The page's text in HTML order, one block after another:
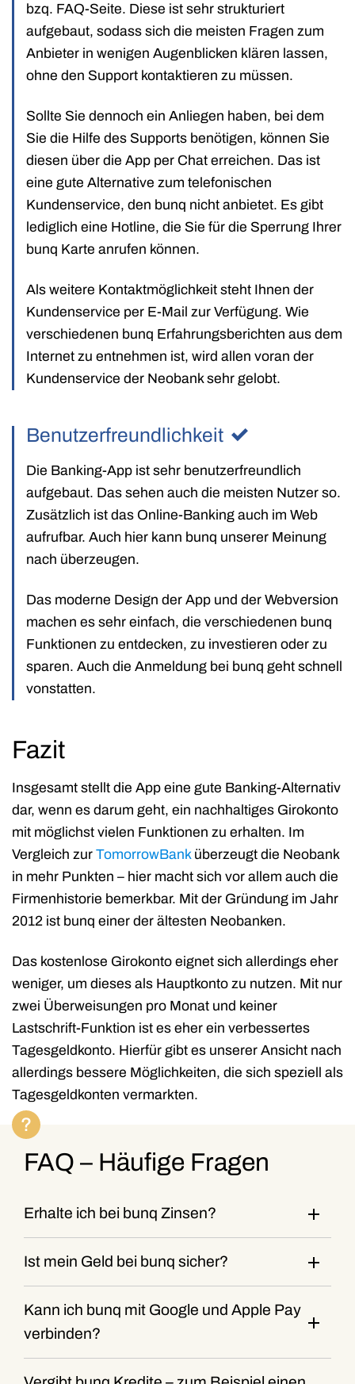
bzq. FAQ-Seite. Diese ist sehr strukturiert
aufgebaut, sodass sich die meisten Fragen zum
Anbieter in wenigen Augenblicken klären lassen,
ohne den Support kontaktieren zu müssen.
Sollte Sie dennoch ein Anliegen haben, bei dem
Sie die Hilfe des Supports benötigen, können Sie
diesen über die App per Chat erreichen. Das ist
eine gute Alternative zum telefonischen
Kundenservice, den bunq nicht anbietet. Es gibt
lediglich eine Hotline, die Sie für die Sperrung Ihrer
bunq Karte anrufen können.
Als weitere Kontaktmöglichkeit steht Ihnen der
Kundenservice per E-Mail zur Verfügung. Wie
verschiedenen bunq Erfahrungsberichten aus dem
Internet zu entnehmen ist, wird allen voran der
Kundenservice der Neobank sehr gelobt.
Benutzerfreundlichkeit
Die Banking-App ist sehr benutzerfreundlich
aufgebaut. Das sehen auch die meisten Nutzer so.
Zusätzlich ist das Online-Banking auch im Web
aufrufbar. Auch hier kann bunq unserer Meinung
nach überzeugen.
Das moderne Design der App und der Webversion
machen es sehr einfach, die verschiedenen bunq
Funktionen zu entdecken, zu investieren oder zu
sparen. Auch die Anmeldung bei bunq geht schnell
vonstatten.
Fazit
Insgesamt stellt die App eine gute Banking-Alternativ
dar, wenn es darum geht, ein nachhaltiges Girokonto
mit möglichst vielen Funktionen zu erhalten. Im
Vergleich zur TomorrowBanküberzeugt die Neobank
in mehr Punkten – hier macht sich vor allem auch die
Firmenhistorie bemerkbar. Mit der Gründung im Jahr
2012 ist bunq einer der ältesten Neobanken.
Das kostenlose Girokonto eignet sich allerdings eher
weniger, um dieses als Hauptkonto zu nutzen. Mit nur
zwei Überweisungen pro Monat und keiner
Lastschrift-Funktion ist es eher ein verbessertes
Tagesgeldkonto. Hierfür gibt es unserer Ansicht nach
allerdings bessere Möglichkeiten, die sich speziell als
Tagesgeldkonten vermarkten.
FAQ – Häufige Fragen
Erhalte ich bei bunq Zinsen?
Ist mein Geld bei bunq sicher?
Kann ich bunq mit Google und Apple Pay
verbinden?